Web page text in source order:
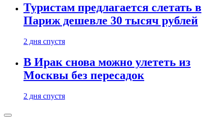
Туристам предлагается слетать в
Париж дешевле 30 тысяч рублей
2 дня спустя
В Ирак снова можно улететь из
Москвы без пересадок
2 дня спустя